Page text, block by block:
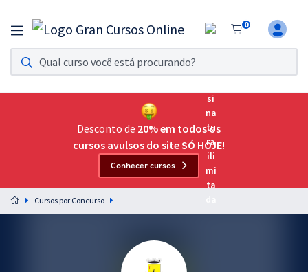
0
Assinatura Ilimitada 11
Acesso a todos os cursos. Teste grátis por 7 dias!
Assinatura OAB Até Passar
Acesso ilimitado a toda preparação para o Exame da
Preparação completa e intensiva para as principais
residências em saúde do Brasil
Desconto de 20% em todos os
cursos avulsos do site SÓ HOJE!
Conhecer cursos
Cursos por Concurso